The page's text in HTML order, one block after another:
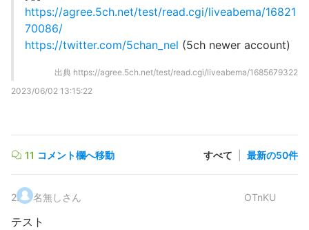
https://agree.5ch.net/test/read.cgi/liveabema/16821
70086/
https://twitter.com/5chan_nel (5ch newer account)
出典 https://agree.5ch.net/test/read.cgi/liveabema/1685679322
2023/06/02 13:15:22
11 コメント欄へ移動 すべて 最新の50件
2. 名無しさん OTnKU
テスト